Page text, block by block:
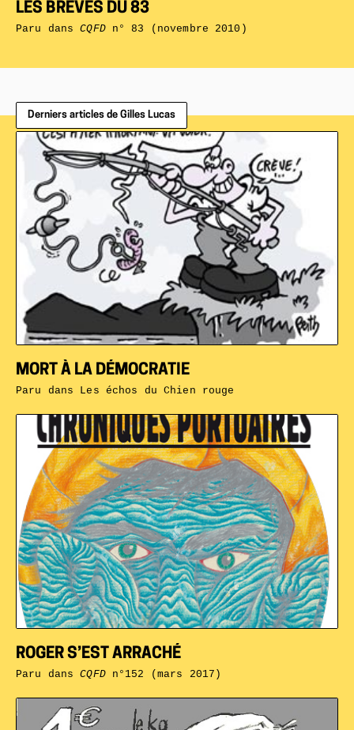
LES BRÈVES DU 83
Paru dansCQFDn° 83 (novembre 2010)
Derniers articles de Gilles Lucas
ROGER S’EST ARRACHÉ
Paru dansCQFDn°152 (mars 2017)
MORT À LA DÉMOCRATIE
Paru dans Les échos du Chien rouge